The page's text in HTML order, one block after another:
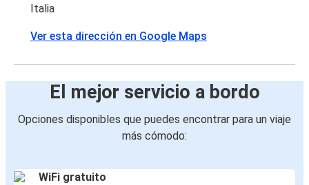
Italia
Ver esta dirección en Google Maps
El mejor servicio a bordo
Opciones disponibles que puedes encontrar para un viaje
más cómodo:
WiFi gratuito